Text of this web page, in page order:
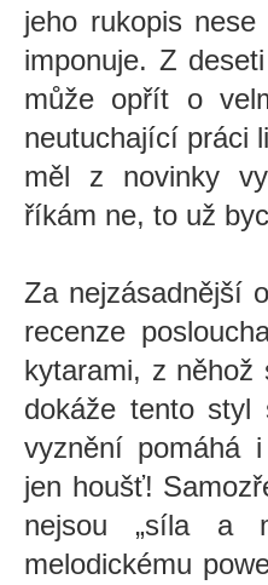
jeho rukopis
imponuje. Z
může opřít o
neutuchající práci
měl z novinky
říkám ne, to už
Za nejzásadnější
recenze
kytarami, z
dokáže tento styl
vyznění pomáhá
jen houšť!
nejsou „síla a
melodickému